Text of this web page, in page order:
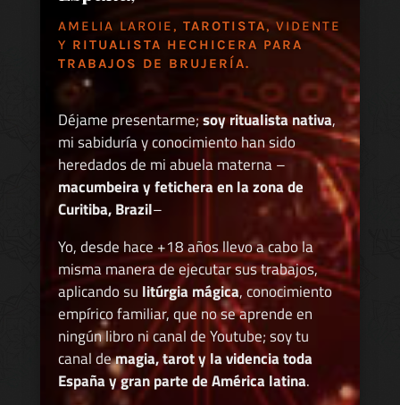
AMELIA LAROIE, TAROTISTA, VIDENTE
Y RITUALISTA HECHICERA PARA
TRABAJOS DE BRUJERÍA.
Déjame presentarme;soy ritualista nativa,
mi sabiduría y conocimiento han sido
heredados de mi abuela materna –
macumbeira y fetichera en la zona de
Curitiba, Brazil–
Yo, desde hace +18 años llevo a cabo la
misma manera de ejecutar sus trabajos,
aplicando su litúrgia mágica, conocimiento
empírico familiar, que no se aprende en
ningún libro ni canal de Youtube; soy tu
canal demagia, tarot y la videncia toda
España y gran parte de América latina.